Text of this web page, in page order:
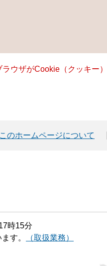
ウザがCookie（クッキー
このホームページについて
時15分
す。
（取扱業務）